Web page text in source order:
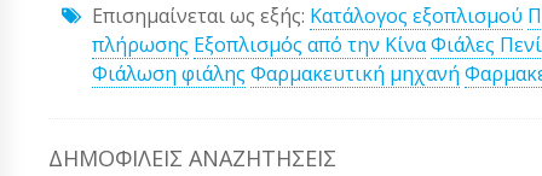
Επισημαίνεται ως εξής: Κατάλογος εξοπλισμού
πλήρωσης Εξοπλισμός από την ΚίναΦιάλες
Φιάλωση φιάλης Φαρμακευτική μηχανή
ΔΗΜΟΦΙΛΕΊΣ ΑΝΑΖΗΤΉΣΕΙΣ